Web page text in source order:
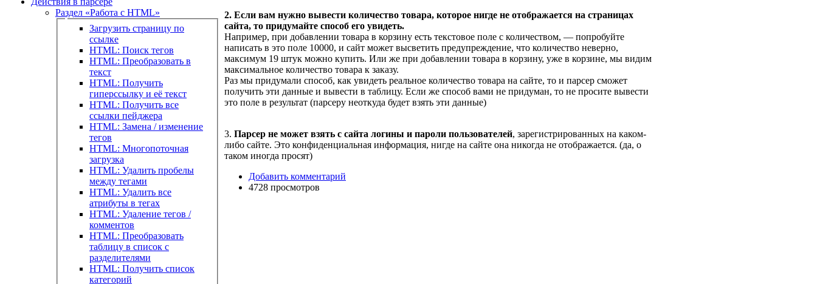
Раздел «Работа с HTML»
Загрузить страницу по
ссылке
HTML: Поиск тегов
HTML: Преобразовать в
текст
HTML: Получить
гиперссылку и её текст
HTML: Получить все
ссылки пейджера
HTML: Замена / изменение
тегов
HTML: Многопоточная
загрузка
HTML: Удалить пробелы
между тегами
HTML: Удалить все
атрибуты в тегах
HTML: Удаление тегов /
комментов
HTML: Преобразовать
таблицу в список с
разделителями
HTML: Получить список
категорий
2. Если вам нужно вывести количество товара, которое нигде не отображается на страницах
сайта, то придумайте способ его увидеть.
Например, при добавлении товара в корзину есть текстовое поле с количеством, — попробуйте
написать в это поле 10000, и сайт может высветить предупреждение, что количество неверно,
максимум 19 штук можно купить. Или же при добавлении товара в корзину, уже в корзине, мы видим
максимальное количество товара к заказу.
Раз мы придумали способ, как увидеть реальное количество товара на сайте, то и парсер сможет
получить эти данные и вывести в таблицу. Если же способ вами не придуман, то не просите вывести
это поле в результат (парсеру неоткуда будет взять эти данные)
3. Парсер не может взять с сайта логины и пароли пользователей, зарегистрированных на каком-
либо сайте. Это конфиденциальная информация, нигде на сайте она никогда не отображается. (да, о
таком иногда просят)
Добавить комментарий
4728 просмотров